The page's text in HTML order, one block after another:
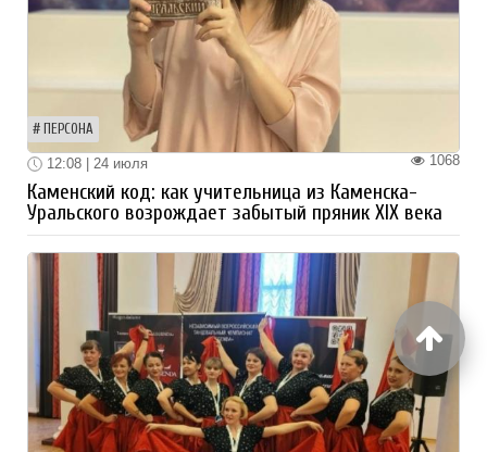
ПЕРСОНА
1068
12:08 | 24 июля
Каменский код: как учительница из Каменска-
Уральского возрождает забытый пряник XIX века